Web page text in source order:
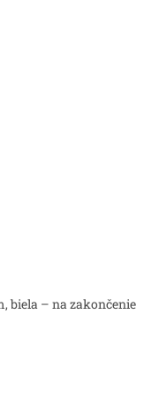
biela – na zakončenie